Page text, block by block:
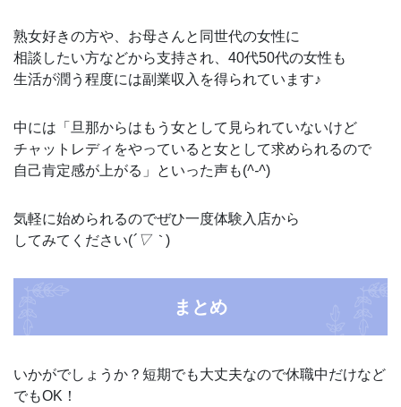
熟女好きの方や、お母さんと同世代の女性に
相談したい方などから支持され、40代50代の女性も
生活が潤う程度には副業収入を得られています♪
中には「旦那からはもう女として見られていないけど
チャットレディをやっていると女として求められるので
自己肯定感が上がる」といった声も(^-^)
気軽に始められるのでぜひ一度体験入店から
してみてください(´▽｀ )
まとめ
いかがでしょうか？短期でも大丈夫なので休職中だけなど
でもOK！